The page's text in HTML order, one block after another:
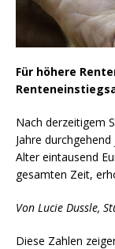
Für höhere
Nach derzeitigem
Jahre
Alter eintausend
gesamten Zeit,
Von Lucie Dussle,
Diese Zahlen